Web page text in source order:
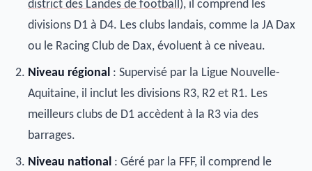
district des Landes de football), il comprend les
divisions D1 à D4. Les clubs landais, comme la JA Dax
ou le Racing Club de Dax, évoluent à ce niveau.
Niveau régional : Supervisé par la Ligue Nouvelle-
Aquitaine, il inclut les divisions R3, R2 et R1. Les
meilleurs clubs de D1 accèdent à la R3 via des
barrages.
Niveau national : Géré par la FFF, il comprend le